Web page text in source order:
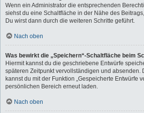
Wenn ein Administrator die entsprechenden
siehst du eine Schaltfläche in der Nähe des
Du wirst dann durch die weiteren Schritte geführt.
Nach oben
Was bewirkt die „Speichern“-Schaltfläche beim
Hiermit kannst du die geschriebene Entwürfe
späteren Zeitpunkt vervollständigen und absenden.
kannst du mit der Funktion „Gespeicherte Entwürfe
persönlichen Bereich erneut laden.
Nach oben